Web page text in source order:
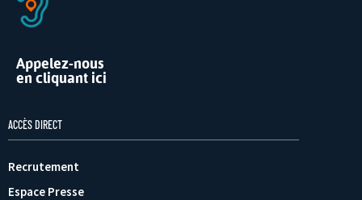
Appelez-nous
en cliquant ici
ACCÈS DIRECT
Recrutement
Espace Presse